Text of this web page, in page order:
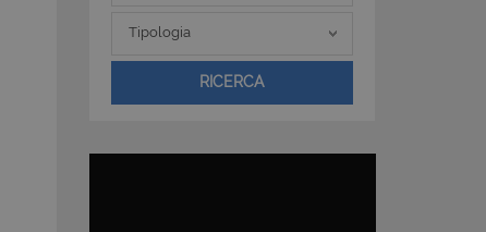
Tipologia
Tipologia
RICERCA